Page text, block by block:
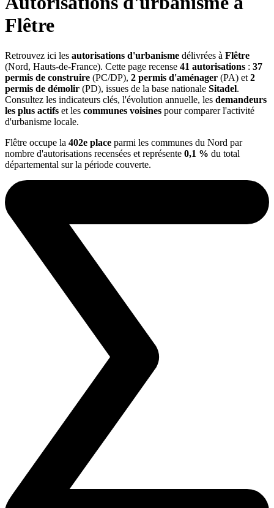
Flêtre
Retrouvez ici les autorisations d'urbanisme délivrées à Flêtre
(Nord, Hauts-de-France). Cette page recense 41 autorisations : 37
permis de construire (PC/DP), 2 permis d'aménager (PA) et 2
permis de démolir (PD), issues de la base nationale Sitadel.
Consultez les indicateurs clés, l'évolution annuelle, les demandeurs
les plus actifs et les communes voisines pour comparer l'activité
d'urbanisme locale.
Flêtre occupe la 402e place parmi les communes du Nord par
nombre d'autorisations recensées et représente 0,1 % du total
départemental sur la période couverte.